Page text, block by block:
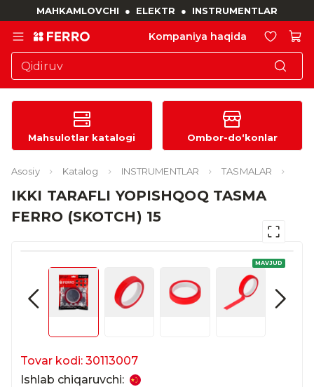
MAHKAMLOVCHI ● ELEKTR ● INSTRUMENTLAR
Kompaniya haqida
Mahsulotlar katalogi Ombor-do‘konlar
Asosiy Katalog INSTRUMENTLAR TASMALAR
IKKI TARAFLI YOPISHQOQ TASMA
FERRO (SKOTCH) 15
MAVJUD
Tovar kodi: 30113007
Ishlab chiqaruvchi: